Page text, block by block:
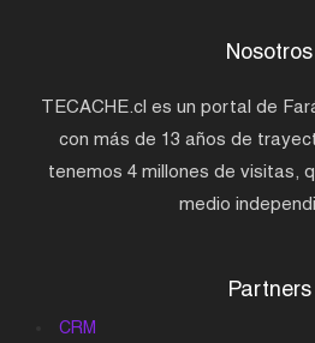
Nosotros
TECACHE.cl es un portal de
con más de 13 años de
tenemos 4 millones de visitas,
medio
Partners
CRM